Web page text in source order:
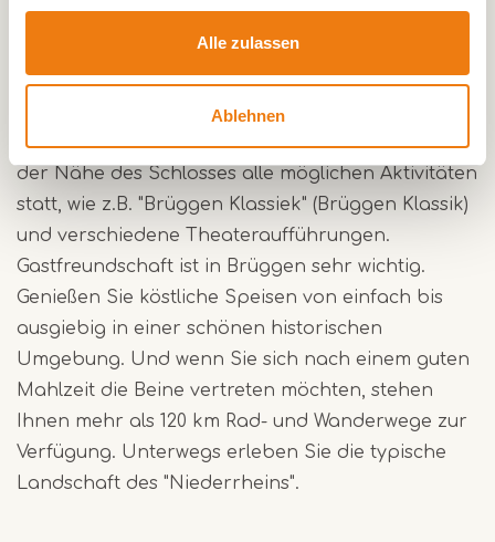
Alle zulassen
Ablehnen
selben Jahr gebaut wurde. Eine weitere
Sehenswürdigkeit in Brüggen ist das Kloster
Kruisheren (jetzt das Rathaus) und die
dazugehörige St. Nikolaus-Kirche (ehemals
Klosterkirche). In den Sommermonaten finden in
der Nähe des Schlosses alle möglichen Aktivitäten
statt, wie z.B. "Brüggen Klassiek" (Brüggen Klassik)
und verschiedene Theateraufführungen.
Gastfreundschaft ist in Brüggen sehr wichtig.
Genießen Sie köstliche Speisen von einfach bis
ausgiebig in einer schönen historischen
Umgebung. Und wenn Sie sich nach einem guten
Mahlzeit die Beine vertreten möchten, stehen
Ihnen mehr als 120 km Rad- und Wanderwege zur
Verfügung. Unterwegs erleben Sie die typische
Landschaft des "Niederrheins".